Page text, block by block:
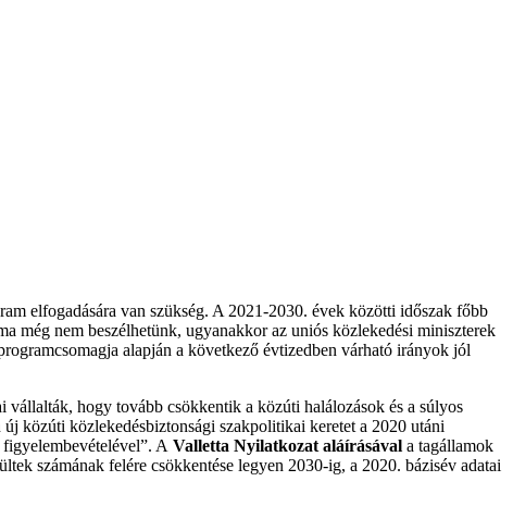
elfogadására van szükség. A 2021-2030. évek közötti időszak főbb
még nem beszélhetünk, ugyanakkor az uniós közlekedési miniszterek
alapján a következő évtizedben várható irányok jól
vállalták, hogy tovább csökkentik a közúti halálozások és a súlyos
közúti közlekedésbiztonsági szakpolitikai keretet a 2020 utáni
A Valletta Nyilatkozat aláírásával a tagállamok
számának felére csökkentése legyen 2030-ig, a 2020. bázisév adatai